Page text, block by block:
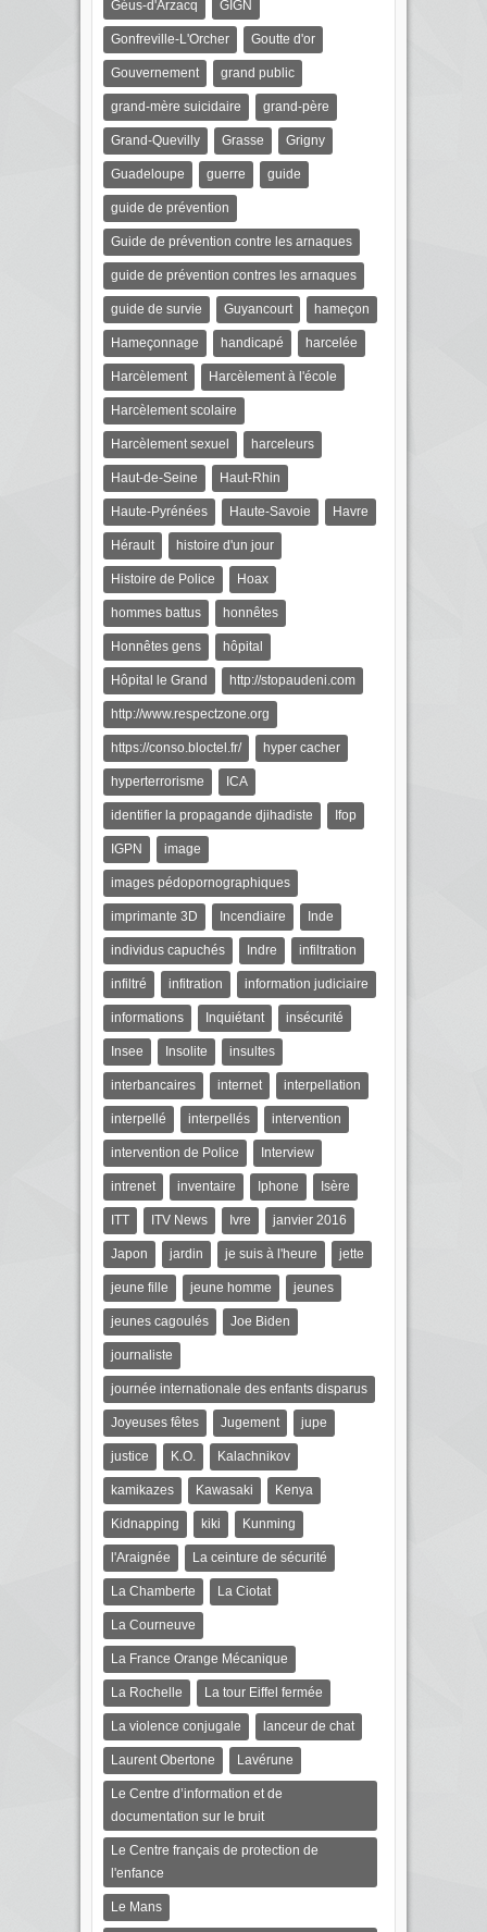
Géus-d'Arzacq GIGN
Gonfreville-L'Orcher Goutte d'or
Gouvernement grand public
grand-mère suicidaire grand-père
Grand-Quevilly Grasse Grigny
Guadeloupe guerre guide
guide de prévention
Guide de prévention contre les arnaques
guide de prévention contres les arnaques
guide de survie Guyancourt hameçon
Hameçonnage handicapé harcelée
Harcèlement Harcèlement à l'école
Harcèlement scolaire
Harcèlement sexuel harceleurs
Haut-de-Seine Haut-Rhin
Haute-Pyrénées Haute-Savoie Havre
Hérault histoire d'un jour
Histoire de Police Hoax
hommes battus honnêtes
Honnêtes gens hôpital
Hôpital le Grand http://stopaudeni.com
http://www.respectzone.org
https://conso.bloctel.fr/ hyper cacher
hyperterrorisme ICA
identifier la propagande djihadiste Ifop
IGPN image
images pédopornographiques
imprimante 3D Incendiaire Inde
individus capuchés Indre infiltration
infiltré infitration information judiciaire
informations Inquiétant insécurité
Insee Insolite insultes
interbancaires internet interpellation
interpellé interpellés intervention
intervention de Police Interview
intrenet inventaire Iphone Isère
ITT ITV News Ivre janvier 2016
Japon jardin je suis à l'heure jette
jeune fille jeune homme jeunes
jeunes cagoulés Joe Biden
journaliste
journée internationale des enfants disparus
Joyeuses fêtes Jugement jupe
justice K.O. Kalachnikov
kamikazes Kawasaki Kenya
Kidnapping kiki Kunming
l'Araignée La ceinture de sécurité
La Chamberte La Ciotat
La Courneuve
La France Orange Mécanique
La Rochelle La tour Eiffel fermée
La violence conjugale lanceur de chat
Laurent Obertone Lavérune
Le Centre d’information et de
documentation sur le bruit
Le Centre français de protection de
l'enfance
Le Mans